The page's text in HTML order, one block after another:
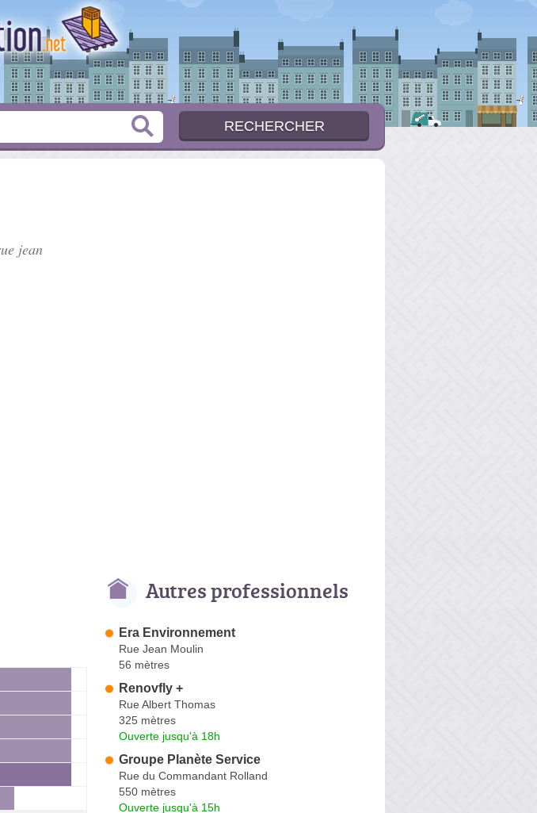
jean
Autres professionnels
Era Environnement
Rue Jean Moulin
56 mètres
Renovfly +
Rue Albert Thomas
325 mètres
Ouverte jusqu'à 18h
Groupe Planète Service
Rue du Commandant Rolland
550 mètres
Ouverte jusqu'à 15h